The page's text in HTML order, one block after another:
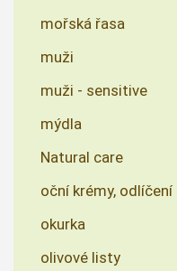
mořská řasa
muži
muži - sensitive
mýdla
Natural care
oční krémy, odlíčení
okurka
olivové listy